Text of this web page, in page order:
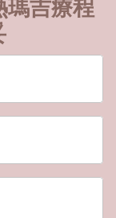
吉療程